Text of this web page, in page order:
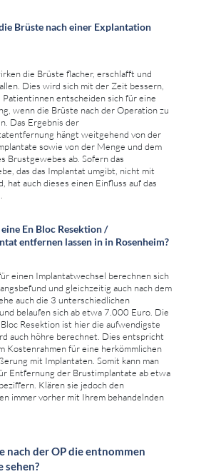
Brüste nach einer Explantation
die Brüste flacher, erschlafft und
Dies wird sich mit der Zeit bessern,
Patientinnen entscheiden sich für eine
wenn die Brüste nach der Operation zu
Das Ergebnis der
hängt weitgehend von der
sowie von der Menge und dem
Brustgewebes ab. Sofern das
das das Implantat umgibt, nicht mit
hat auch dieses einen Einfluss auf das
En Bloc Resektion /
entfernen lassen in in Rosenheim?
einen Implantatwechsel berechnen sich
und gleichzeitig auch nach dem
auch die 3 unterschiedlichen
belaufen sich ab etwa 7.000 Euro. Die
Resektion ist hier die aufwendigste
auch höhre berechnet. Dies entspricht
Kostenrahmen für eine herkömmlichen
mit Implantaten. Somit kann man
Entfernung der Brustimplantate ab etwa
Klären sie jedoch den
immer vorher mit Ihrem behandelnden
nach der OP die entnommen
sehen?